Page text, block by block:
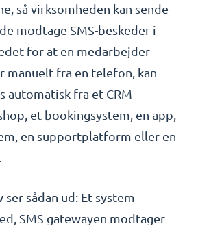
så virksomheden kan sende
modtage SMS-beskeder i
for at en medarbejder
manuelt fra en telefon, kan
automatisk fra et CRM-
et bookingsystem, en app,
en supportplatform eller en
sådan ud: Et system
SMS gatewayen modtager